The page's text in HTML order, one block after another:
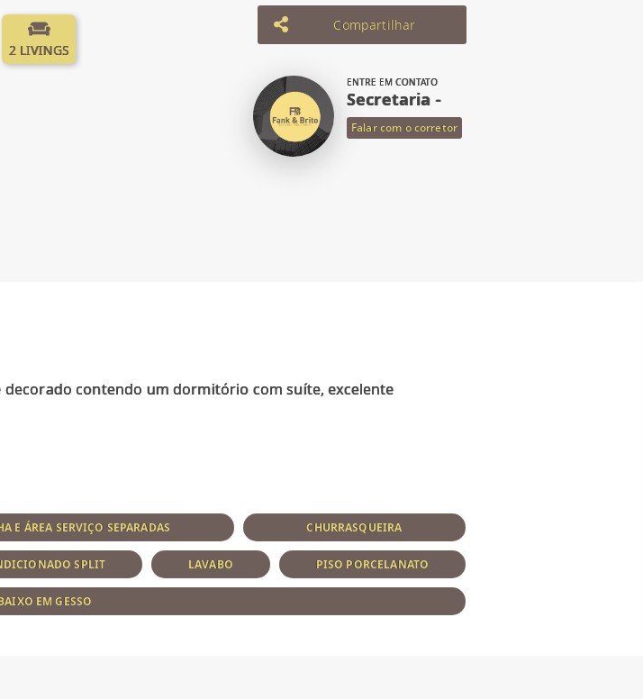
2 LIVINGS
Compartilhar
ENTRE EM CONTATO
Secretaria -
Falar com o corretor
contendo um dormitório com suíte, excelente
E ÁREA SERVIÇO SEPARADAS CHURRASQUEIRA
SPLIT LAVABO PISO PORCELANATO
EM GESSO